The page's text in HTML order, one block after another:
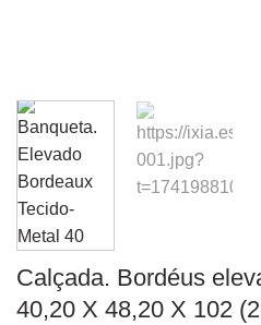
Calçada. Bordéus
40,20 X 48,20 X 102